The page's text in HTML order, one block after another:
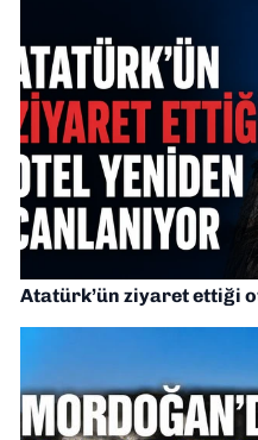
Atatürk’ün ziyaret ettiği